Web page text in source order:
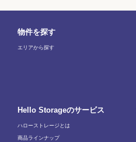
物件を探す
エリアから探す
Hello Storageのサービス
ハローストレージとは
商品ラインナップ